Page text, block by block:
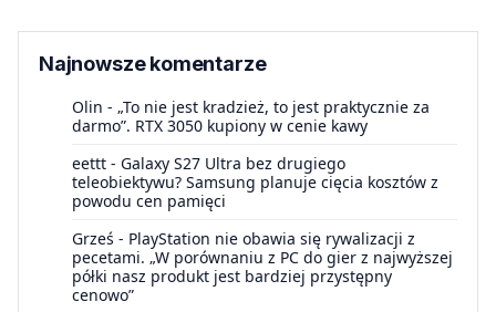
Najnowsze komentarze
Olin - „To nie jest kradzież, to jest praktycznie za
darmo”. RTX 3050 kupiony w cenie kawy
eettt - Galaxy S27 Ultra bez drugiego
teleobiektywu? Samsung planuje cięcia kosztów z
powodu cen pamięci
Grześ - PlayStation nie obawia się rywalizacji z
pecetami. „W porównaniu z PC do gier z najwyższej
półki nasz produkt jest bardziej przystępny
cenowo”